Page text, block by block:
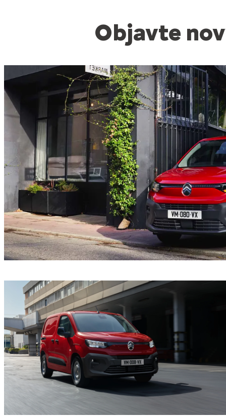
Objavte